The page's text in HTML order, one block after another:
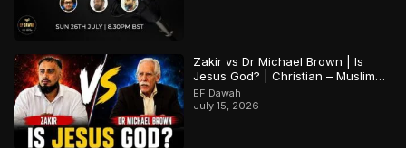
Zakir vs Dr Michael Brown | Is
Jesus God? | Christian – Muslim
Debate
EF Dawah
July 15, 2026